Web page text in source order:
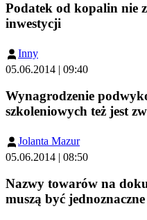
Podatek od kopalin nie
inwestycji
Inny
05.06.2014 | 09:40
Wynagrodzenie
szkoleniowych też jest
Jolanta Mazur
05.06.2014 | 08:50
Nazwy towarów na
muszą być jednoznaczne